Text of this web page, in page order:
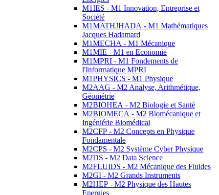
M1IES - M1 Innovation, Entreprise et
Société
M1MATHJHADA - M1 Mathématiques
Jacques Hadamard
M1MECHA - M1 Mécanique
M1MIE - M1 en Economie
M1MPRI - M1 Fondements de
l'Informatique MPRI
M1PHYSICS - M1 Physique
M2AAG - M2 Analyse, Arithmétique,
Géométrie
M2BIOHEA - M2 Biologie et Santé
M2BIOMECA - M2 Biomécanique et
Ingéniérie Biomédical
M2CFP - M2 Concepts en Physique
Fondamentale
M2CPS - M2 Système Cyber Physique
M2DS - M2 Data Science
M2FLUIDS - M2 Mécanique des Fluides
M2GI - M2 Grands Instruments
M2HEP - M2 Physique des Hautes
Energies